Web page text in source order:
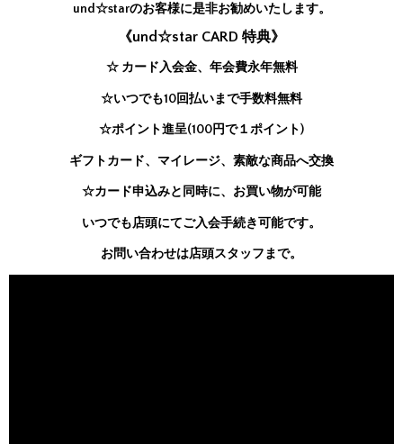
und☆starのお客様に是非お勧めいたします。
《und☆star CARD 特典》
☆ カード入会金、年会費永年無料
☆いつでも10回払いまで手数料無料
☆ポイント進呈(100円で１ポイント)
ギフトカード、マイレージ、素敵な商品へ交換
☆カード申込みと同時に、お買い物が可能
いつでも店頭にてご入会手続き可能です。
お問い合わせは店頭スタッフまで。